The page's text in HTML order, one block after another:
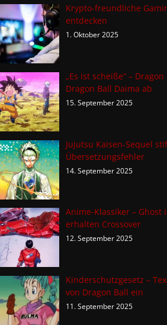
Krypto-freundliche
entdecken
1. Oktober 2025
„Es ist scheiße“ –
Dragon Ball Daima ab
15. September 2025
Jujutsu Kaisen-Sequel
Übersetzungsfehler
14. September 2025
Anime-Klassiker – Ghost
erhalten Crossover
12. September 2025
Kinderschutzgesetz –
von Dragon Ball ein
11. September 2025